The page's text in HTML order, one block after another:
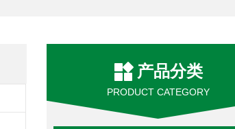
产品分类
PRODUCT CATEGORY